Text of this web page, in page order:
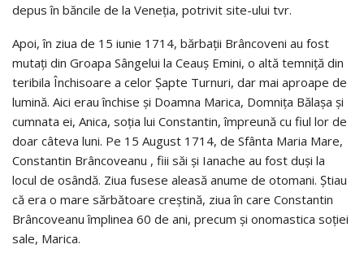
depus în băncile de la Veneţia, potrivit site-ului tvr.
Apoi, în ziua de 15 iunie 1714, bărbaţii Brâncoveni au fost
mutaţi din Groapa Sângelui la Ceauş Emini, o altă temniţă din
teribila Închisoare a celor Şapte Turnuri, dar mai aproape de
lumină. Aici erau închise şi Doamna Marica, Domniţa Bălaşa şi
cumnata ei, Anica, soţia lui Constantin, împreună cu fiul lor de
doar câteva luni. Pe 15 August 1714, de Sfânta Maria Mare,
Constantin Brâncoveanu , fiii săi şi Ianache au fost duşi la
locul de osândă. Ziua fusese aleasă anume de otomani. Ştiau
că era o mare sărbătoare creştină, ziua în care Constantin
Brâncoveanu împlinea 60 de ani, precum şi onomastica soţiei
sale, Marica.